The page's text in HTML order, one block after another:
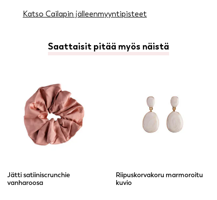
Katso Cailapin jälleenmyyntipisteet
Saattaisit pitää myös näistä
Jätti satiiniscrunchie
vanharoosa
Riipuskorvakoru marmoroitu
kuvio